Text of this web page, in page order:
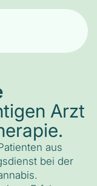
Arzt
aus
bei der